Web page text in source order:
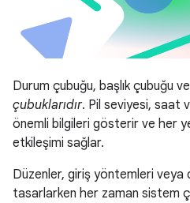
Durum çubuğu, başlık çubuğu
çubuklarıdır. Pil seviyesi, saat
önemli bilgileri gösterir ve her
etkileşimi sağlar.
Düzenler, giriş yöntemleri veya
tasarlarken her zaman sistem